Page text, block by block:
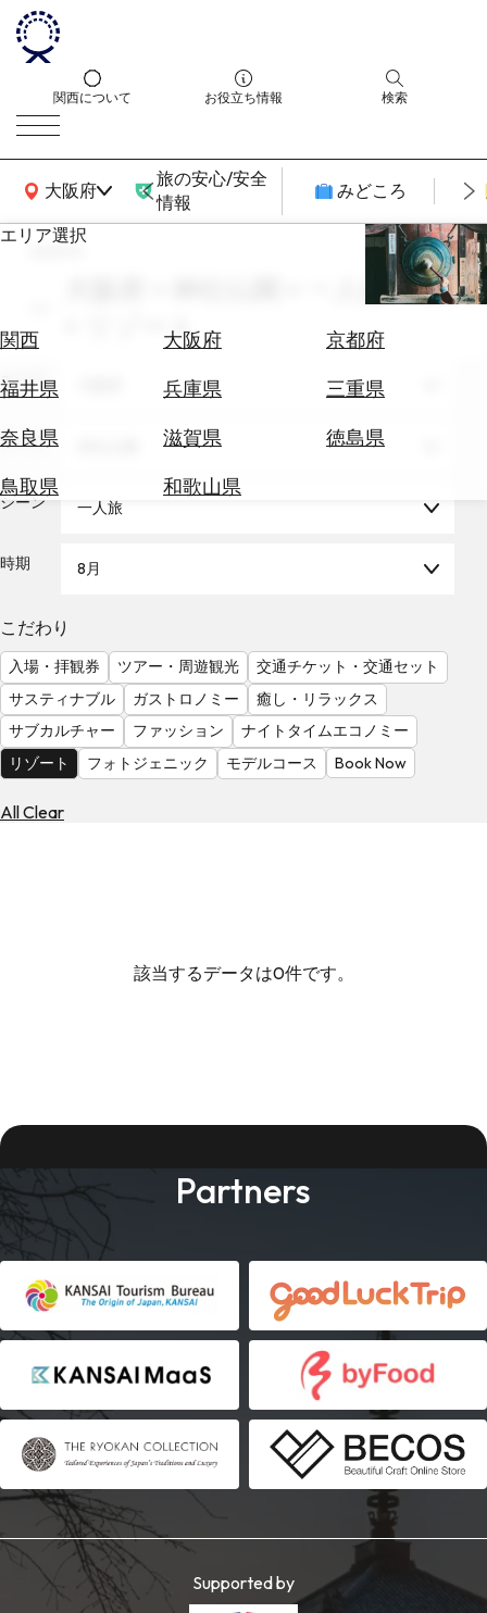
関西について お役立ち情報 検索
大阪府
関西広域MAP
旅の安心/安全
情報
みどころ
エリア選択
関西 大阪府
京都府
福井県
兵庫県
三重県
奈良県
滋賀県
徳島県
鳥取県
和歌山県
エ
券
テ
を
る
気
を
見
る
search
大阪府 × 神社仏閣 × 一人旅 × 8月
× リゾート
エリア
テーマ
シーン 一人旅
時期 8月
こだわり
入場・拝観券 ツアー・周遊観光
交通チケット・交通セット
サスティナブル
ガストロノミー
癒し・リラックス
サブカルチャー
ファッション
ナイトタイムエコノミー
リゾート
フォトジェニック モデルコース Book Now
All Clear
該当するデータは0件です。
Partners
Supported by